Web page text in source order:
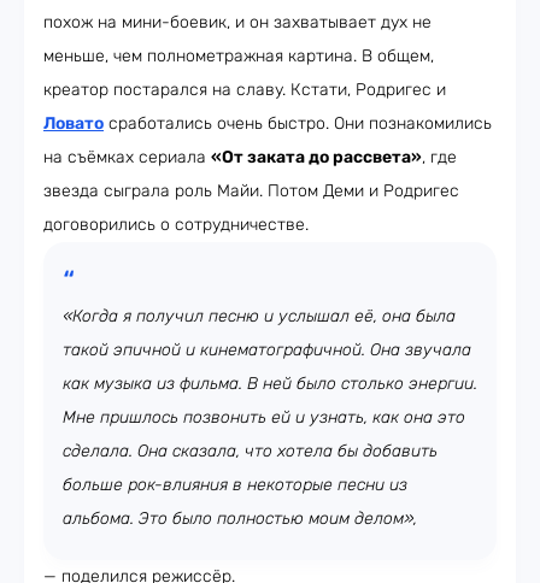
похож на мини-боевик, и он захватывает дух не
меньше, чем полнометражная картина. В общем,
креатор постарался на славу. Кстати, Родригес и
Ловато сработались очень быстро. Они познакомились
на съёмках сериала «От заката до рассвета», где
звезда сыграла роль Майи. Потом Деми и Родригес
договорились о сотрудничестве.
«Когда я получил песню и услышал её, она была
такой эпичной и кинематографичной. Она звучала
как музыка из фильма. В ней было столько энергии.
Мне пришлось позвонить ей и узнать, как она это
сделала. Она сказала, что хотела бы добавить
больше рок-влияния в некоторые песни из
альбома. Это было полностью моим делом»,
— поделился режиссёр.